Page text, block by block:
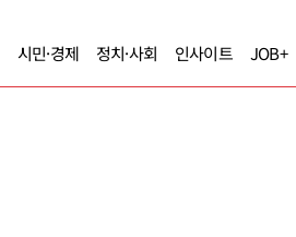
시민·경제 정치·사회 인사이트 JOB+